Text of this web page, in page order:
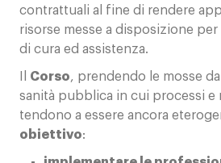
contrattuali al fine di rendere
risorse messe a disposizione
di cura ed assistenza.
Corso, prendendo le mosse
sanità pubblica in cui processi e
tendono a essere ancora
obiettivo: